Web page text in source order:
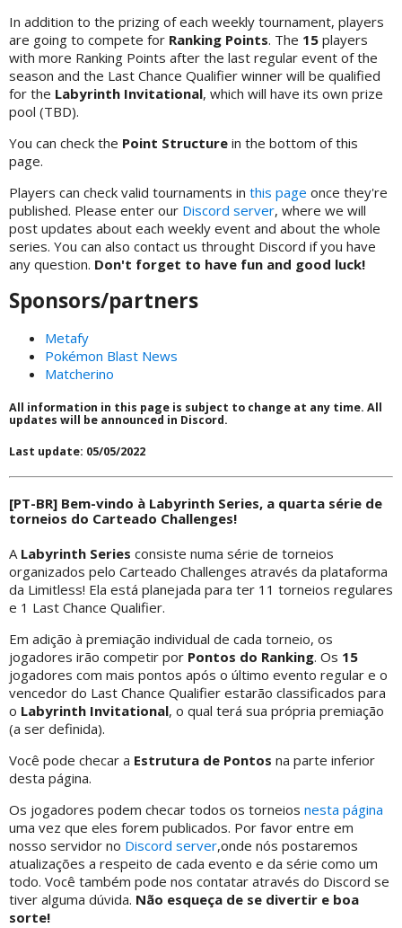
In addition to the prizing of each weekly tournament, players
are going to compete for Ranking Points. The 15 players
with more Ranking Points after the last regular event of the
season and the Last Chance Qualifier winner will be qualified
for the Labyrinth Invitational, which will have its own prize
pool (TBD).
You can check the Point Structure in the bottom of this
page.
Players can check valid tournaments in this page once they're
published. Please enter our Discord server, where we will
post updates about each weekly event and about the whole
series. You can also contact us throught Discord if you have
any question. Don't forget to have fun and good luck!
Sponsors/partners
Metafy
Pokémon Blast News
Matcherino
All information in this page is subject to change at any time. All
updates will be announced in Discord.
Last update: 05/05/2022
[PT-BR] Bem-vindo à Labyrinth Series, a quarta série de
torneios do Carteado Challenges!
A Labyrinth Series consiste numa série de torneios
organizados pelo Carteado Challenges através da plataforma
da Limitless! Ela está planejada para ter 11 torneios regulares
e 1 Last Chance Qualifier.
Em adição à premiação individual de cada torneio, os
jogadores irão competir por Pontos do Ranking. Os 15
jogadores com mais pontos após o último evento regular e o
vencedor do Last Chance Qualifier estarão classificados para
o Labyrinth Invitational, o qual terá sua própria premiação
(a ser definida).
Você pode checar a Estrutura de Pontos na parte inferior
desta página.
Os jogadores podem checar todos os torneios nesta página
uma vez que eles forem publicados. Por favor entre em
nosso servidor no Discord server,onde nós postaremos
atualizações a respeito de cada evento e da série como um
todo. Você também pode nos contatar através do Discord se
tiver alguma dúvida. Não esqueça de se divertir e boa
sorte!